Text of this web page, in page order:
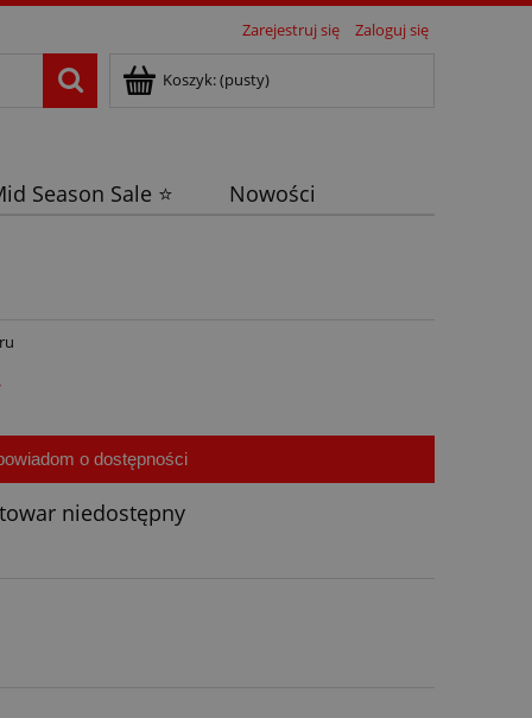
Zarejestruj się Zaloguj się
Koszyk:(pusty)
Season Sale ⭐ Nowości
o dostępności
towar niedostępny